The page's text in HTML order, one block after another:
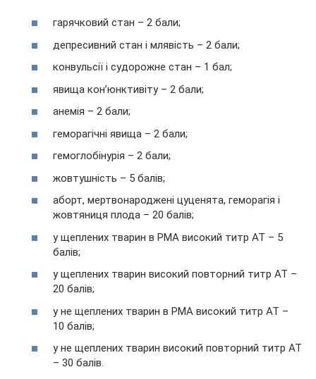
гарячковий стан – 2 бали;
депресивний стан і млявість – 2 бали;
конвульсії і судорожне стан – 1 бал;
явища кон’юнктивіту – 2 бали;
анемія – 2 бали;
геморагічні явища – 2 бали;
гемоглобінурія – 2 бали;
жовтушність – 5 балів;
аборт, мертвонароджені цуценята, геморагія і
жовтяниця плода – 20 балів;
у щеплених тварин в РМА високий титр АТ – 5
балів;
у щеплених тварин високий повторний титр АТ –
20 балів;
у не щеплених тварин в РМА високий титр АТ –
10 балів;
у не щеплених тварин високий повторний титр АТ
– 30 балів.